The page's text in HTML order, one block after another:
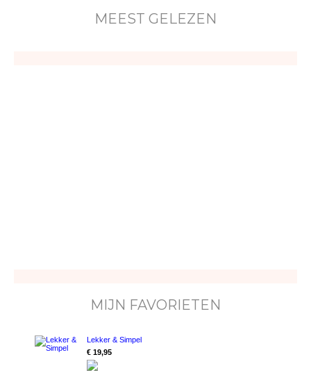
MEEST GELEZEN
MIJN FAVORIETEN
Lekker & Simpel
€ 19,95